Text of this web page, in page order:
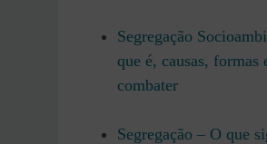
Segregação
que é, causas, formas
combater
Segregação – O que